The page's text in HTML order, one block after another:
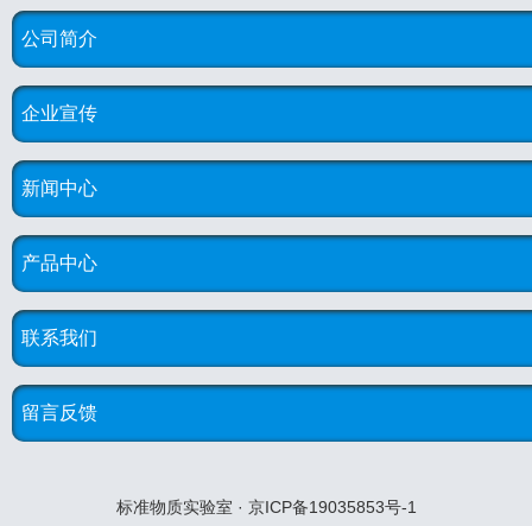
公司简介
企业宣传
新闻中心
产品中心
联系我们
留言反馈
标准物质实验室 · 京ICP备19035853号-1